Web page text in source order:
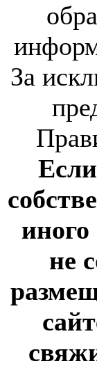
За
не